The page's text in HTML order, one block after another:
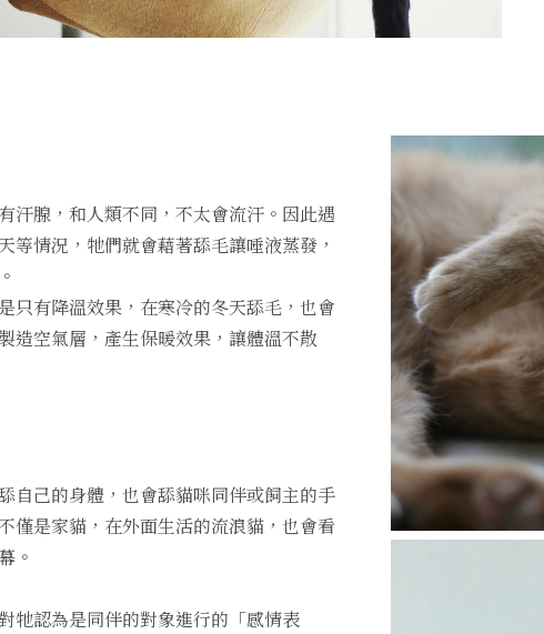
汗腺，和人類不同，不太會流汗。因此遇
等情況，牠們就會藉著舔毛讓唾液蒸發，
只有降溫效果，在寒冷的冬天舔毛，也會
造空氣層，產生保暖效果，讓體溫不散
自己的身體，也會舔貓咪同伴或飼主的手
僅是家貓，在外面生活的流浪貓，也會看
。
牠認為是同伴的對象進行的「感情表